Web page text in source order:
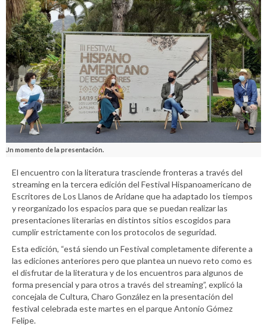
Un momento de la presentación.
El encuentro con la literatura trasciende fronteras a través del
streaming en la tercera edición del Festival Hispanoamericano de
Escritores de Los Llanos de Aridane que ha adaptado los tiempos
y reorganizado los espacios para que se puedan realizar las
presentaciones literarias en distintos sitios escogidos para
cumplir estrictamente con los protocolos de seguridad.
Esta edición, “está siendo un Festival completamente diferente a
las ediciones anteriores pero que plantea un nuevo reto como es
el disfrutar de la literatura y de los encuentros para algunos de
forma presencial y para otros a través del streaming”, explicó la
concejala de Cultura, Charo González en la presentación del
festival celebrada este martes en el parque Antonio Gómez
Felipe.